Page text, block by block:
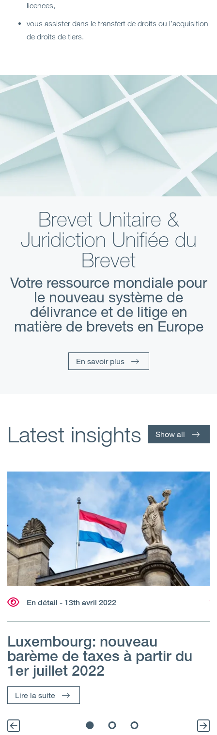
licences,
vous assister dans le transfert de droits ou l’acquisition
de droits de tiers.
Brevet Unitaire &
Juridiction Unifiée du
Brevet
Votre ressource mondiale pour
le nouveau système de
délivrance et de litige en
matière de brevets en Europe
En savoir plus
Latest insights Show all
En détail - 13th avril 2022
Luxembourg: nouveau
barème de taxes à partir du
1er juillet 2022
Lire la suite